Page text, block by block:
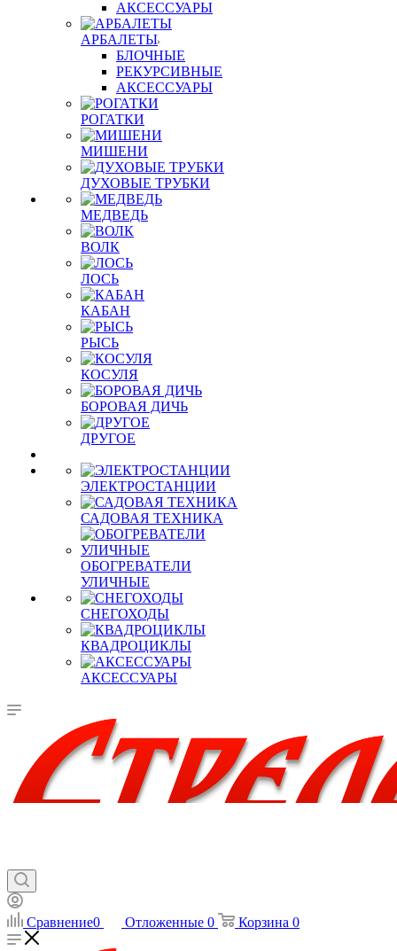
АКСЕССУАРЫ
АРБАЛЕТЫ
БЛОЧНЫЕ
РЕКУРСИВНЫЕ
АКСЕССУАРЫ
РОГАТКИ
МИШЕНИ
ДУХОВЫЕ ТРУБКИ
МЕДВЕДЬ
ВОЛК
ЛОСЬ
КАБАН
РЫСЬ
КОСУЛЯ
БОРОВАЯ ДИЧЬ
ДРУГОЕ
ЭЛЕКТРОСТАНЦИИ
САДОВАЯ ТЕХНИКА
ОБОГРЕВАТЕЛИ
УЛИЧНЫЕ
СНЕГОХОДЫ
КВАДРОЦИКЛЫ
АКСЕССУАРЫ
Сравнение0 Отложенные 0 Корзина 0